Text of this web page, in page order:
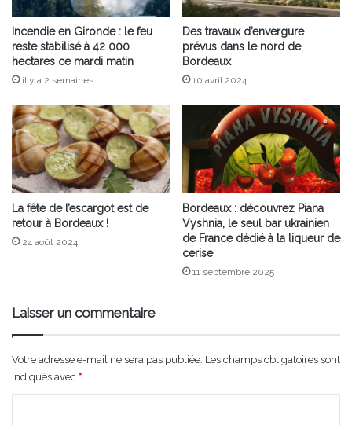
Incendie en Gironde : le feu
reste stabilisé à 42 000
hectares ce mardi matin
il y a 2 semaines
Des travaux d’envergure
prévus dans le nord de
Bordeaux
10 avril 2024
La fête de l’escargot est de
retour à Bordeaux !
24 août 2024
Bordeaux : découvrez Piana
Vyshnia, le seul bar ukrainien
de France dédié à la liqueur de
cerise
11 septembre 2025
Laisser un commentaire
Votre adresse e-mail ne sera pas publiée. Les champs obligatoires sont
indiqués avec *